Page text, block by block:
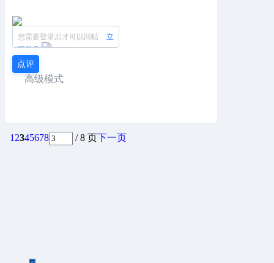
您需要登录后才可以回帖
立
即登录
点评
高级模式
1 2345678 / 8 页下一页